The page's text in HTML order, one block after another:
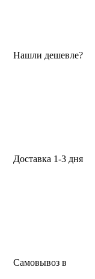
Нашли дешевле?
Доставка 1-3 дня
Самовывоз в